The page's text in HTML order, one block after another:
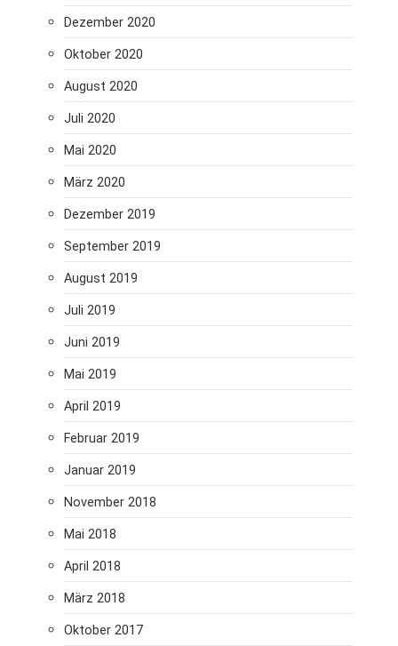
Dezember 2020
Oktober 2020
August 2020
Juli 2020
Mai 2020
März 2020
Dezember 2019
September 2019
August 2019
Juli 2019
Juni 2019
Mai 2019
April 2019
Februar 2019
Januar 2019
November 2018
Mai 2018
April 2018
März 2018
Oktober 2017